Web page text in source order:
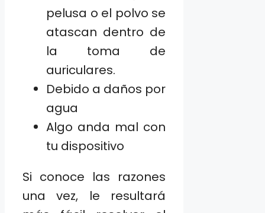
pelusa o el polvo se
atascan dentro de
la toma de
auriculares.
Debido a daños por
agua
Algo anda mal con
tu dispositivo
Si conoce las razones
una vez, le resultará